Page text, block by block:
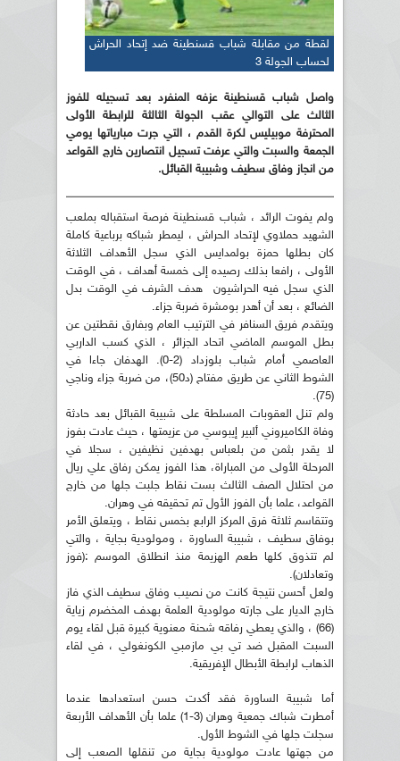
لقطة من مقابلة شباب قسنطينة ضد إتحاد الحراش
لحساب الجولة 3
واصل شباب قسنطينة عزفه المنفرد بعد تسجيله للفوز
الثالث على التوالي عقب الجولة الثالثة للرابطة الأولى
المحترفة موبيليس لكرة القدم ، التي جرت مبارياتها يومي
الجمعة والسبت والتي عرفت تسجيل انتصارين خارج القواعد
من انجاز وفاق سطيف وشبيبة القبائل.
ولم يفوت الرائد ، شباب قسنطينة فرصة استقباله بملعب
الشهيد حملاوي لإتحاد الحراش ، ليمطر شباكه برباعية كاملة
كان بطلها حمزة بولمدايس الذي سجل الأهداف الثلاثة
الأولى ، رافعا بذلك رصيده إلى خمسة أهداف ، في الوقت
الذي سجل فيه الحراشيون هدف الشرف في الوقت بدل
الضائع ، بعد أن أهدر بومشرة ضربة جزاء.
ويتقدم فريق السنافر في الترتيب العام وبفارق نقطتين عن
بطل الموسم الماضي اتحاد الجزائر ، الذي كسب الداربي
العاصمي أمام شباب بلوزداد (2-0). الهدفان جاءا في
الشوط الثاني عن طريق مفتاح (د50)، من ضربة جزاء وناجي
(75).
ولم تنل العقوبات المسلطة على شبيبة القبائل بعد حادثة
وفاة الكاميروني ألبير إيبوسي من عزيمتها ، حيث عادت بفوز
لا يقدر بثمن من بلعباس بهدفين نظيفين ، سجلا في
المرحلة الأولى من المباراة، هذا الفوز يمكن رفاق علي ريال
من احتلال الصف الثالث بست نقاط جلبت جلها من خارج
القواعد، علما بأن الفوز الأول تم تحقيقه في وهران.
وتتقاسم ثلاثة فرق المركز الرابع بخمس نقاط ، ويتعلق الأمر
بوفاق سطيف ، شبيبة الساورة ، ومولودية بجاية ، والتي
لم تتذوق كلها طعم الهزيمة منذ انطلاق الموسم :(فوز
وتعادلان).
ولعل أحسن نتيجة كانت من نصيب وفاق سطيف الذي فاز
خارج الديار على جارته مولودية العلمة بهدف المخضرم زياية
(66) ، والذي يعطي رفاقه شحنة معنوية كبيرة قبل لقاء يوم
السبت المقبل ضد تي بي مازمبي الكونغولي ، في لقاء
الذهاب لرابطة الأبطال الإفريقية.
أما شبيبة الساورة فقد أكدت حسن استعدادها عندما
أمطرت شباك جمعية وهران (3-1) علما بأن الأهداف الأربعة
سجلت جلها في الشوط الأول.
من جهتها عادت مولودية بجاية من تنقلها الصعب إلى